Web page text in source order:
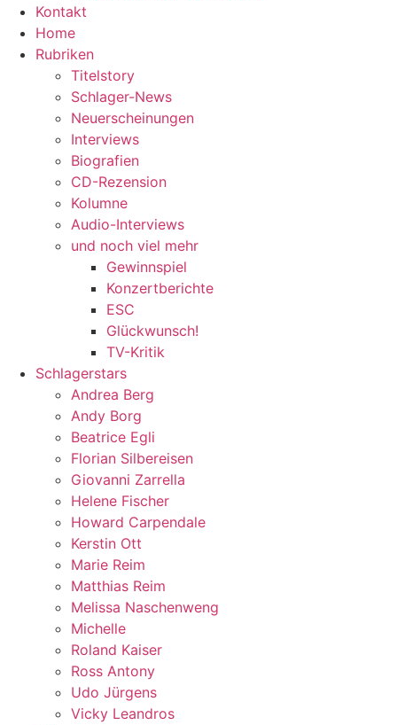
Kontakt
Home
Rubriken
Titelstory
Schlager-News
Neuerscheinungen
Interviews
Biografien
CD-Rezension
Kolumne
Audio-Interviews
und noch viel mehr
Gewinnspiel
Konzertberichte
ESC
Glückwunsch!
TV-Kritik
Schlagerstars
Andrea Berg
Andy Borg
Beatrice Egli
Florian Silbereisen
Giovanni Zarrella
Helene Fischer
Howard Carpendale
Kerstin Ott
Marie Reim
Matthias Reim
Melissa Naschenweng
Michelle
Roland Kaiser
Ross Antony
Udo Jürgens
Vicky Leandros